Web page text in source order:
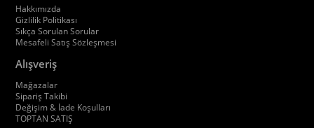
Hakkımızda
Gizlilik Politikası
Sıkça Sorulan Sorular
Mesafeli Satış Sözleşmesi
Alışveriş
Mağazalar
Sipariş Takibi
Değişim & İade Koşulları
TOPTAN SATIŞ